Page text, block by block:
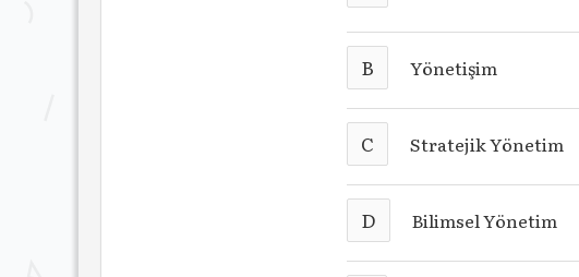
B Yönetişim
C Stratejik Yönetim
D Bilimsel Yönetim